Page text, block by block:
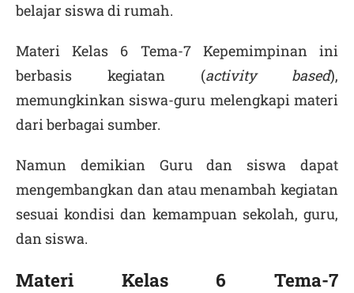
belajar siswa di rumah.
Materi Kelas 6 Tema-7 Kepemimpinan ini
berbasis kegiatan (activity based),
memungkinkan siswa-guru melengkapi materi
dari berbagai sumber.
Namun demikian Guru dan siswa dapat
mengembangkan dan atau menambah kegiatan
sesuai kondisi dan kemampuan sekolah, guru,
dan siswa.
Materi Kelas 6 Tema-7